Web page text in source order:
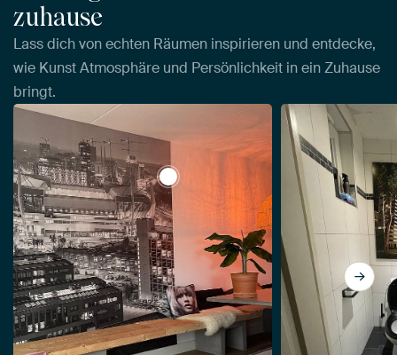
zuhause
Lass dich von echten Räumen inspirieren und entdecke,
wie Kunst Atmosphäre und Persönlichkeit in ein Zuhause
bringt.
View Ultraleichter Strahl von